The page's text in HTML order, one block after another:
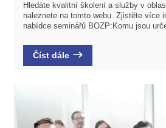
Hledáte kvalitní školení a služby v
naleznete na tomto webu. Zjistěte více
nabídce seminářů BOZP:Komu jsou
Číst dále